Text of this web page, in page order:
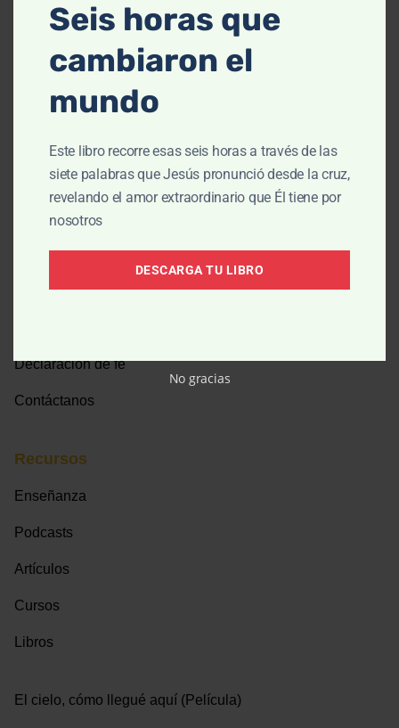
P.O. Box 3454
Barrington, IL 60011
Contáctanos
Sobre Nosotros
Declaración de fe
Contáctanos
Recursos
Enseñanza
Podcasts
Artículos
Cursos
Libros
El cielo, cómo llegué aquí (Película)
Seis horas que
cambiaron el
mundo
Este libro recorre esas seis horas a través de las
siete palabras que Jesús pronunció desde la cruz,
revelando el amor extraordinario que Él tiene por
nosotros
DESCARGA TU LIBRO
No gracias